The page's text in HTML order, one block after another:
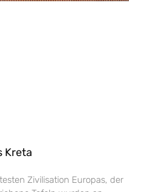
Kreta
Zivilisation Europas, der